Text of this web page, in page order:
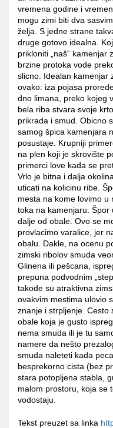
vremena godine i
mogu zimi biti dva
želja. S jedne strane
druge gotovo idealna.
prikloniti „naš“ kamenjar
brzine protoka vode
slicno. Idealan kamenjar
ovako: iza pojasa
dno limana, preko kojeg
bela riba stvara svoje
prikrada i smud. Obicno
samog špica kamenjara
posustaje. Krupniji
na plen koji je skrovište
primerci love kada se
Vrlo je bitna i dalja
uticati na kolicinu ribe.
mesta na kome lovimo u
toka na kamenjaru. Špor
dalje od obale. Ovo se
provlacimo varalice, jer
obalu. Dakle, na ocenu
zimski ribolov smuda
Glinena ili pešcana,
prepuna podvodnim
takode su atraktivna
ovakvim mestima ulovio
znanje i strpljenje. Cesto
obale koja je gusto
nema smuda ili je tu
namere da nešto
smuda naleteti kada
besprekorno cista (bez
stara potopljena stabla,
malom prostoru, koja se
vodostaju.
Tekst preuzet sa linka